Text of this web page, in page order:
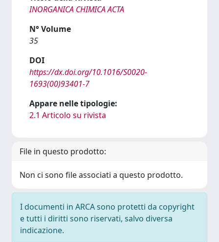
INORGANICA CHIMICA ACTA
N° Volume
35
DOI
https://dx.doi.org/10.1016/S0020-
1693(00)93401-7
Appare nelle tipologie:
2.1 Articolo su rivista
File in questo prodotto:
Non ci sono file associati a questo prodotto.
I documenti in ARCA sono protetti da copyright
e tutti i diritti sono riservati, salvo diversa
indicazione.